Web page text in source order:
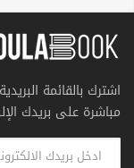
اشترك بالقائمة
مباشرة على بريدك